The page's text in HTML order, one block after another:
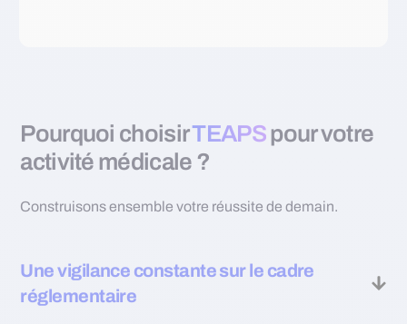
Pourquoi choisirTEAPSpour votre
activité médicale ?
Construisons ensemble votre réussite de demain.
Une vigilance constante sur le cadre
réglementaire